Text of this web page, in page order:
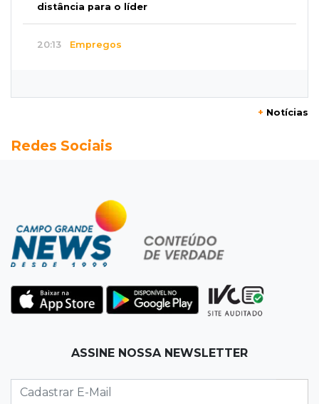
distância para o líder
20:13 Empregos
Vigia é amarrado durante roubo de carro e
Bragança Paulista
Corinthians vence Bragantino por 2 a 0 e sobe
para 7º no Brasileirão
Athletico vence Santos por 2 a 0 e mantém 3º
lugar no Brasileirão
Oportunidades
com salários de até R$ 10,2 mil
+ Notícias
Redes Sociais
ASSINE NOSSA NEWSLETTER